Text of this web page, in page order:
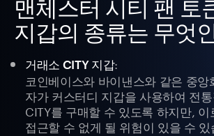
맨체스터 시티 팬 토
지갑의 종류는 무엇
거래소 CITY 지갑:
코인베이스와 바이낸스와 같은 중
자가 커스터디 지갑을 사용하여 전
CITY를 구매할 수 있도록 하지만, 이
접근할 수 없게 될 위험이 있을 수